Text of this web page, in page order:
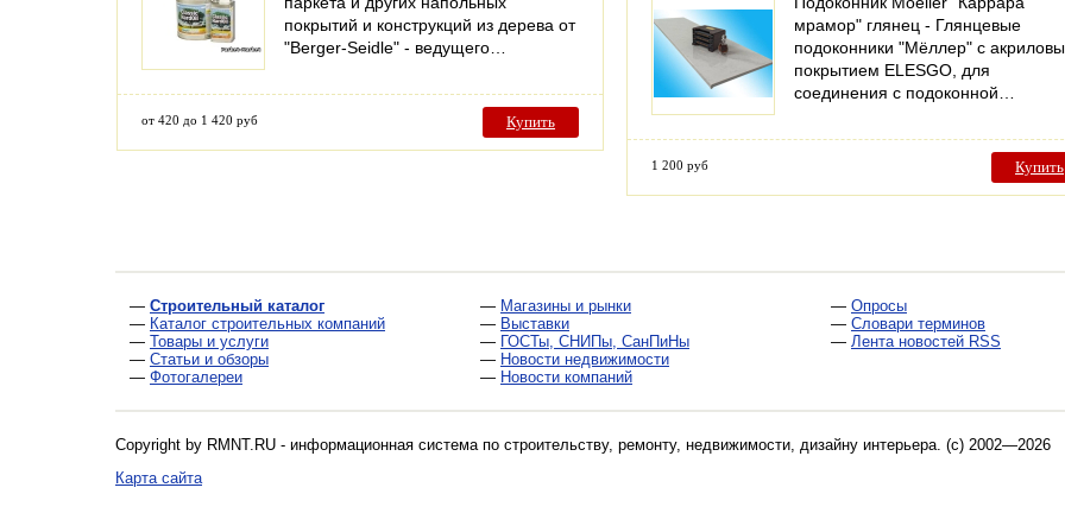
покрытий и конструкций из дерева от
"Berger-Seidle" - ведущего…
от 420 до 1 420 руб Купить
мрамор" глянец - Глянцевые
подоконники "Мёллер" с
покрытием ELESGO, для
соединения с подоконной…
1 200 руб Купить
— Строительный каталог
— Каталог строительных компаний
— Товары и услуги
— Статьи и обзоры
— Фотогалереи
— Магазины и рынки
— Выставки
— ГОСТы, СНИПы, СанПиНы
— Новости недвижимости
— Новости компаний
— Опросы
— Словари терминов
— Лента новостей RSS
Copyright by RMNT.RU - информационная система по строительству, ремонту, недвижимости, дизайну интерьера. (c) 2002—2026
Карта сайта